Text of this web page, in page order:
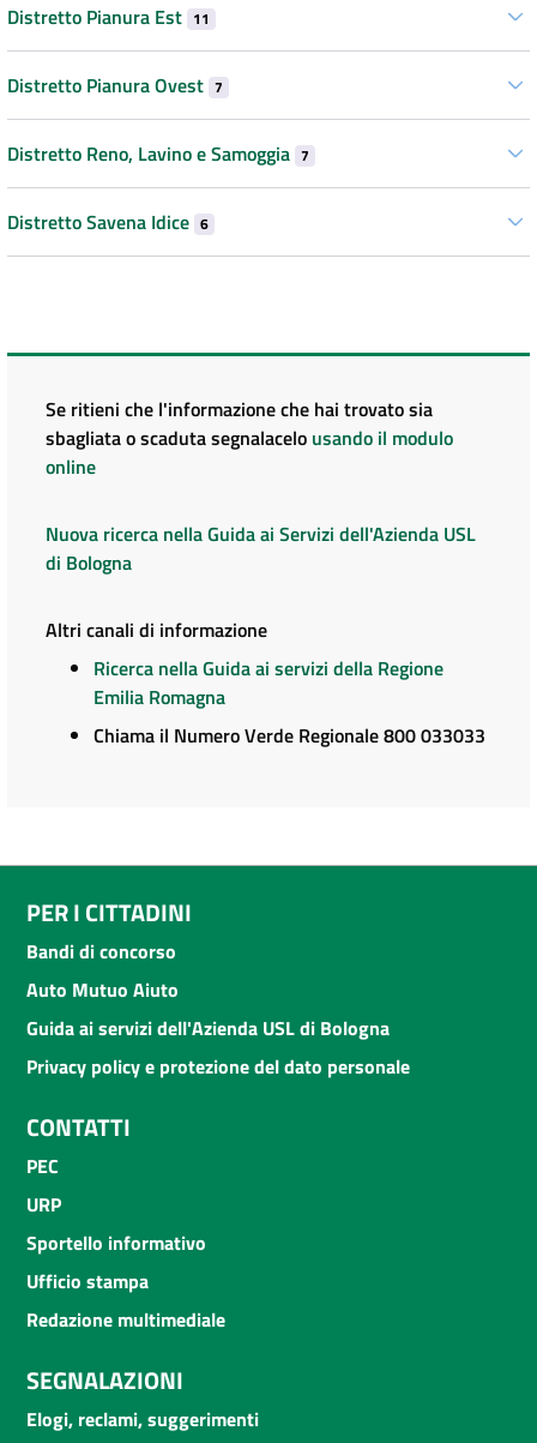
Distretto Pianura Est 11
Distretto Pianura Ovest 7
Distretto Reno, Lavino e Samoggia 7
Distretto Savena Idice 6
Se ritieni che l'informazione che hai trovato sia
sbagliata o scaduta segnalacelo usando il modulo
online
Nuova ricerca nella Guida ai Servizi dell'Azienda USL
di Bologna
Altri canali di informazione
Ricerca nella Guida ai servizi della Regione
Emilia Romagna
Chiama il Numero Verde Regionale 800 033033
PER I CITTADINI
Bandi di concorso
Auto Mutuo Aiuto
Guida ai servizi dell'Azienda USL di Bologna
Privacy policy e protezione del dato personale
CONTATTI
PEC
URP
Sportello informativo
Ufficio stampa
Redazione multimediale
SEGNALAZIONI
Elogi, reclami, suggerimenti